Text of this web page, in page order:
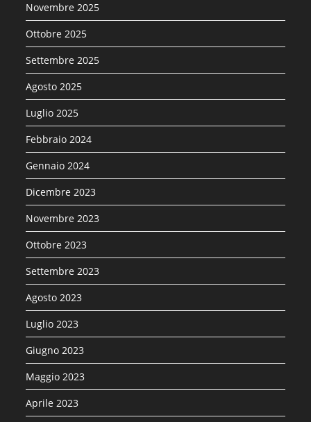
Novembre 2025
Ottobre 2025
Settembre 2025
Agosto 2025
Luglio 2025
Febbraio 2024
Gennaio 2024
Dicembre 2023
Novembre 2023
Ottobre 2023
Settembre 2023
Agosto 2023
Luglio 2023
Giugno 2023
Maggio 2023
Aprile 2023